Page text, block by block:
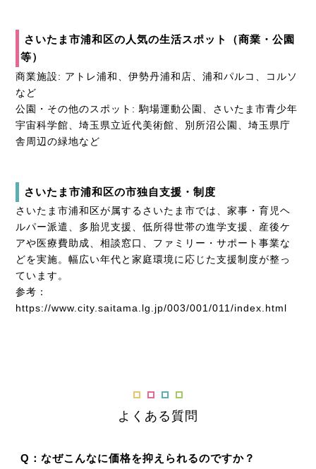
さいたま市浦和区の人気の生活スポット（商業・公園
等）
商業施設: アトレ浦和、伊勢丹浦和店、浦和パルコ、コルソ
など
公園・その他のスポット: 駒場運動公園、さいたま市青少年
宇宙科学館、埼玉県立近代美術館、別所沼公園、埼玉県庁
舎周辺の緑地など
さいたま市浦和区の市独自支援・制度
さいたま市浦和区が属するさいたま市では、家事・育児ヘ
ルパー派遣、多胎児支援、低所得世帯の進学支援、産後ケ
アや医療費助成、相談窓口、ファミリー・サポート事業な
どを実施。幅広い年代と家庭環境に応じた支援制度が整っ
ています。
参考：
https://www.city.saitama.lg.jp/003/001/011/index.html
よくある質問
Q：なぜこんなに価格を抑えられるのですか？